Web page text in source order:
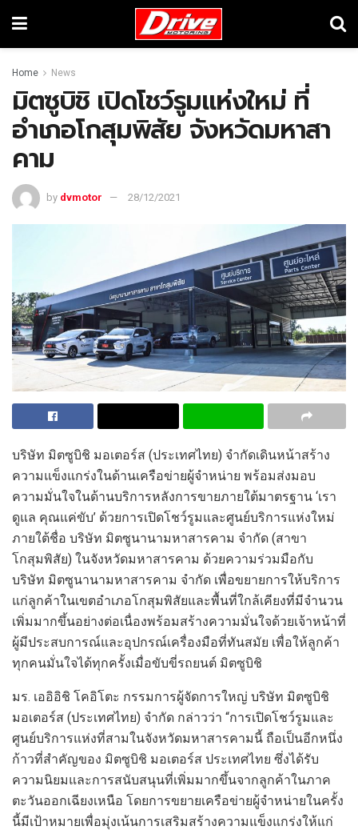
Home News
มิตซูบิชิ เปิดโชว์รูมแห่งใหม่ ที่
อำเภอโกสุมพิสัย จังหวัดมหาสา
คาม
by dvmotor 28/12/2021
บริษัท มิตซูบิชิ มอเตอร์ส (ประเทศไทย) จำกัดเดินหน้าสร้าง
ความแข็งแกร่งในด้านเครือข่ายผู้จำหน่าย พร้อมส่งมอบ
ความมั่นใจในด้านบริการหลังการขายภายใต้มาตรฐาน ‘เรา
ดูแล คุณแค่ขับ’ ด้วยการเปิดโชว์รูมและศูนย์บริการแห่งใหม่
ภายใต้ชื่อ บริษัท มิตซูนานามหาสารคาม จำกัด (สาขา
โกสุมพิสัย) ในจังหวัดมหาสารคาม ด้วยความร่วมมือกับ
บริษัท มิตซูนานามหาสารคาม จำกัด เพื่อขยายการให้บริการ
แก่ลูกค้าในเขตอำเภอโกสุมพิสัยและพื้นที่ใกล้เคียงที่มีจำนวน
เพิ่มมากขึ้นอย่างต่อเนื่องพร้อมสร้างความมั่นใจด้วยเจ้าหน้าที่
ผู้มีประสบการณ์และอุปกรณ์เครื่องมือที่ทันสมัย เพื่อให้ลูกค้า
ทุกคนมั่นใจได้ทุกครั้งเมื่อขับขี่รถยนต์ มิตซูบิชิ
มร. เออิอิชิ โคอิโตะ กรรมการผู้จัดการใหญ่ บริษัท มิตซูบิชิ
มอเตอร์ส (ประเทศไทย) จำกัด กล่าวว่า “การเปิดโชว์รูมและ
ศูนย์บริการแห่งที่สามในจังหวัดมหาสารคามนี้ ถือเป็นอีกหนึ่ง
ก้าวที่สำคัญของ มิตซูบิชิ มอเตอร์ส ประเทศไทย ซึ่งได้รับ
ความนิยมและการสนับสนุนที่เพิ่มมากขึ้นจากลูกค้าในภาค
ตะวันออกเฉียงเหนือ โดยการขยายเครือข่ายผู้จำหน่ายในครั้ง
นี้มีเป้าหมายเพื่อมุ่งเน้นการเสริมสร้างความแข็งแกร่งให้แก่